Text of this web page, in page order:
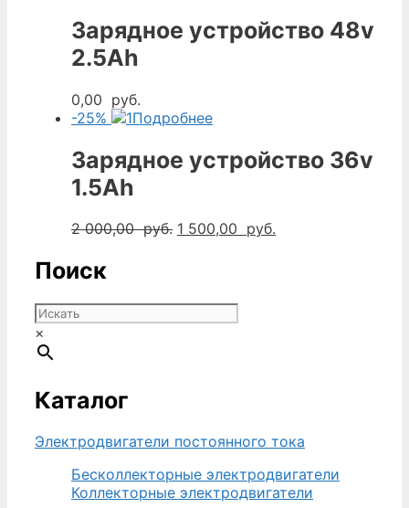
500,00
руб..
руб..
Зарядное устройство 48v
2.5Ah
0,00 руб.
-25%
Подробнее
Зарядное устройство 36v
1.5Ah
2 000,00руб. Первоначальная
000,00
руб..
1 500,00 руб.
Поиск
×
Каталог
Электродвигатели постоянного тока
Бесколлекторные электродвигатели
Коллекторные электродвигатели